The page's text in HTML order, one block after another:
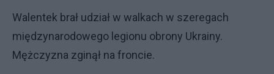
Walentek brał udział w walkach w szeregach
międzynarodowego legionu obrony Ukrainy.
Mężczyzna zginął na froncie.